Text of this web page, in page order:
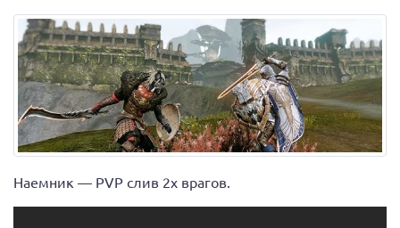
Наемник — PVP слив 2х врагов.